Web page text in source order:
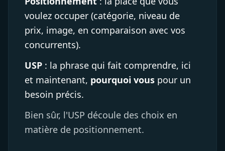
voulez occuper (catégorie, niveau de
prix, image, en comparaison avec vos
concurrents).
USP : la phrase qui fait comprendre, ici
et maintenant, pourquoi vous pour un
besoin précis.
Bien sûr, l'USP découle des choix en
matière de positionnement.